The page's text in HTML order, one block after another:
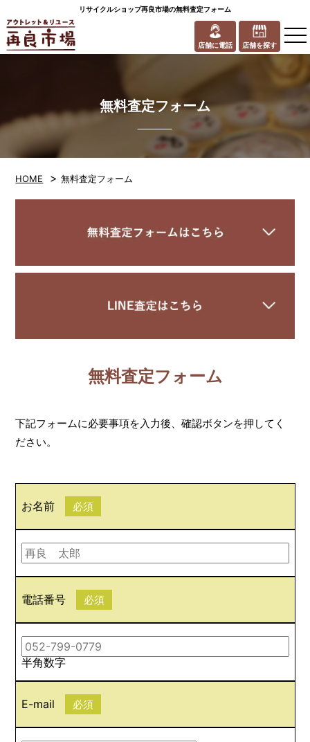
リサイクルショップ再良市場の無料査定フォーム
店舗に電話 店舗を探す
無料査定フォーム
HOME >無料査定フォーム
無料査定フォーム
下記フォームに必要事項を入力後、確認ボタンを押してく
ださい。
お名前 必須
電話番号 必須
半角数字
E-mail 必須